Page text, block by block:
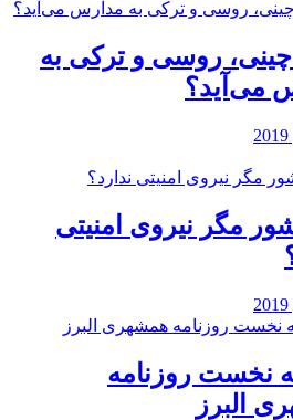
چینی، روسی و ترکی به
می‌آید؟
مگر نیروی امنیتی
نخست روزنامه‌
البرز